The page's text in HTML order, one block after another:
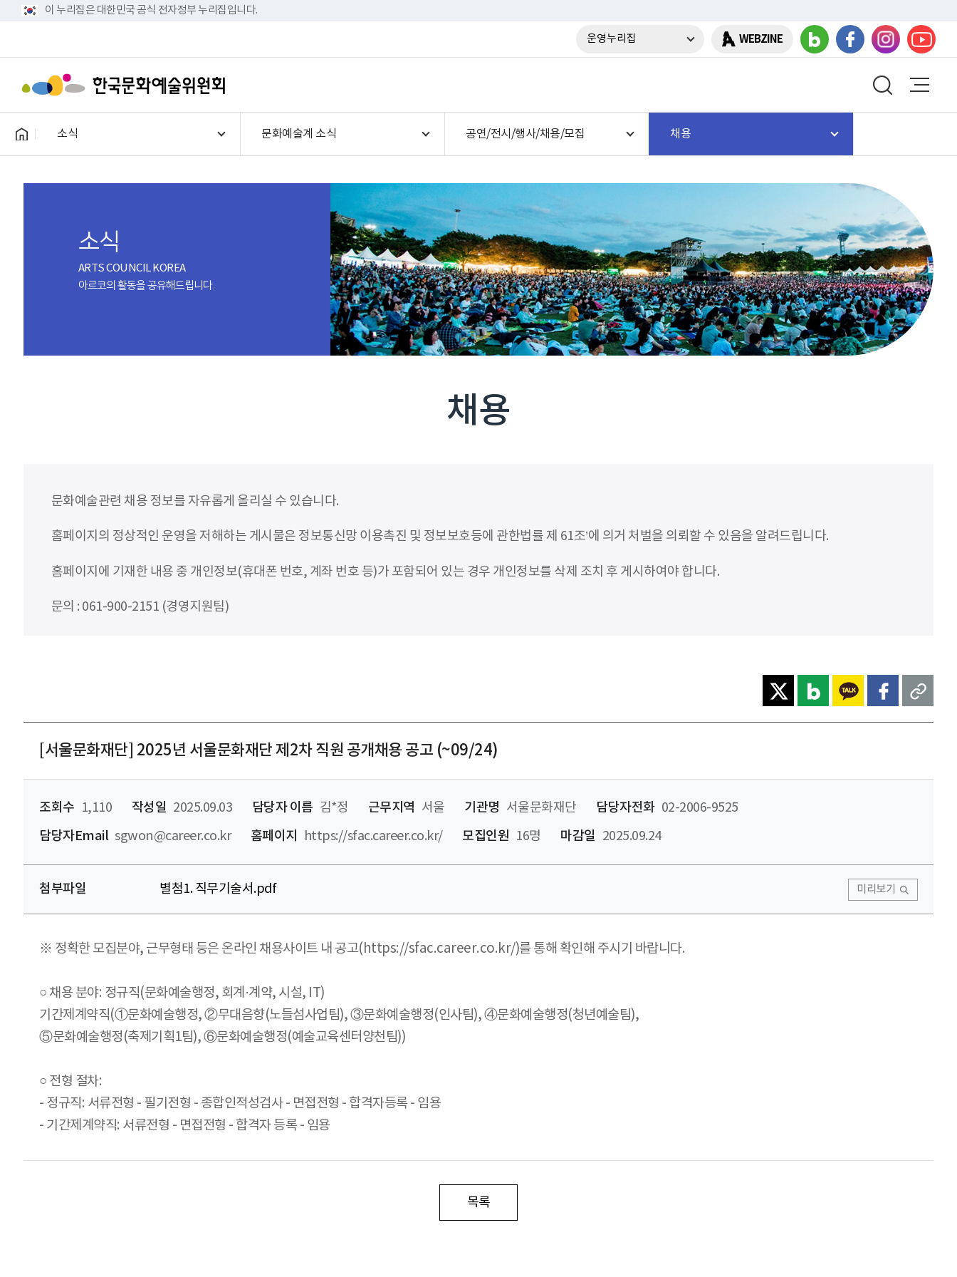
이 누리집은 대한민국 공식 전자정부 누리집입니다.
운영누리집 WEBZINE
소식 문화예술계 소식 공연/전시/행사/채용/모집 채용
소식
ARTS COUNCIL KOREA
아르코의 활동을 공유해드립니다.
채용
문화예술관련 채용 정보를 자유롭게 올리실 수 있습니다.
홈페이지의 정상적인 운영을 저해하는 게시물은 정보통신망 이용촉진 및 정보보호등에 관한법률 제 61조’에 의거 처벌을 의뢰할 수 있음을 알려드립니다.
홈페이지에 기재한 내용 중 개인정보(휴대폰 번호, 계좌 번호 등)가 포함되어 있는 경우 개인정보를 삭제 조치 후 게시하여야 합니다.
문의 : 061-900-2151 (경영지원팀)
[서울문화재단] 2025년 서울문화재단 제2차 직원 공개채용 공고 (~09/24)
조회수 1,110 작성일 2025.09.03 담당자 이름 김*정 근무지역 서울 기관명 서울문화재단 담당자전화 02-2006-9525
담당자Email sgwon@career.co.kr 홈페이지 https://sfac.career.co.kr/ 모집인원 16명 마감일 2025.09.24
첨부파일 별첨1. 직무기술서.pdf 미리보기
※ 정확한 모집분야, 근무형태 등은 온라인 채용사이트 내 공고(https://sfac.career.co.kr/)를 통해 확인해 주시기 바랍니다.
○ 채용 분야: 정규직(문화예술행정, 회계·계약, 시설, IT)
기간제계약직(①문화예술행정, ②무대음향(노들섬사업팀), ③문화예술행정(인사팀), ④문화예술행정(청년예술팀),
⑤문화예술행정(축제기획1팀), ⑥문화예술행정(예술교육센터양천팀))
○ 전형 절차:
- 정규직: 서류전형 - 필기전형 - 종합인적성검사 - 면접전형 - 합격자등록 - 임용
- 기간제계약직: 서류전형 - 면접전형 - 합격자 등록 - 임용
목록